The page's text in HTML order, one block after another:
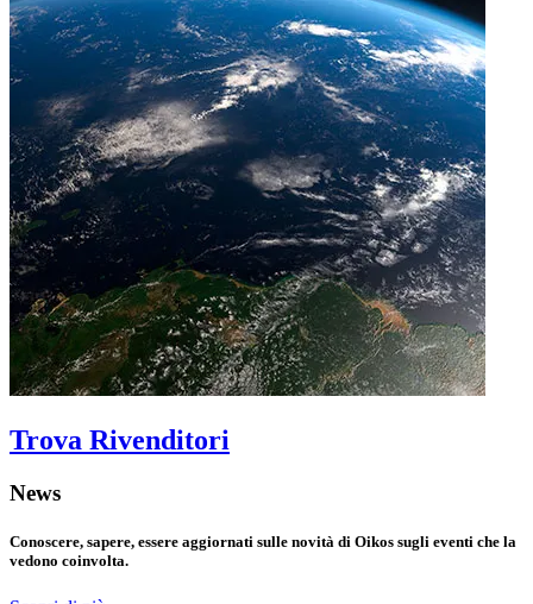
Trova Rivenditori
News
Conoscere, sapere, essere aggiornati sulle novità di Oikos sugli eventi che la
vedono coinvolta.